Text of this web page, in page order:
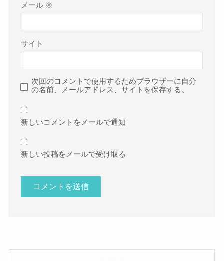
メール ※
サイト
次回のコメントで使用するためブラウザーに自分
の名前、メールアドレス、サイトを保存する。
新しいコメントをメールで通知
新しい投稿をメールで受け取る